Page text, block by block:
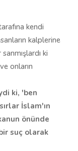
kendi
kalplerine
ki
onların
ki, 'ben
İslam'ın
önünde
suç olarak